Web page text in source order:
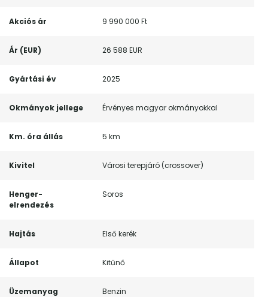
Akciós ár 9 990 000 Ft
Ár (EUR) 26 588 EUR
Gyártási év 2025
Okmányok jellege Érvényes magyar okmányokkal
Km. óra állás 5 km
Kivitel Városi terepjáró (crossover)
Henger-
elrendezés
Soros
Hajtás Első kerék
Állapot Kitűnő
Üzemanyag Benzin